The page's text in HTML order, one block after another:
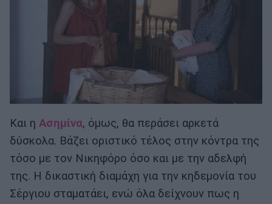
Και η Ασημίνα, όμως, θα περά­σει αρκετά
δύσκολα. Βάζει οριστικό τέλος στην κόντρα της
τόσο με τον Νικηφόρο όσο και με την αδελφή
της. Η δικαστική διαμάχη για την κη­δεμονία του
Σέργιου σταματάει, ενώ όλα δείχνουν πως η